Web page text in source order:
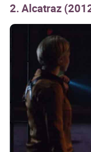
2. Alcatraz